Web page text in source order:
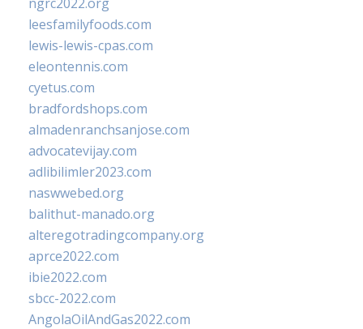
leesfamilyfoods.com
lewis-lewis-cpas.com
eleontennis.com
cyetus.com
bradfordshops.com
almadenranchsanjose.com
advocatevijay.com
adlibilimler2023.com
naswwebed.org
balithut-manado.org
alteregotradingcompany.org
aprce2022.com
ibie2022.com
sbcc-2022.com
AngolaOilAndGas2022.com